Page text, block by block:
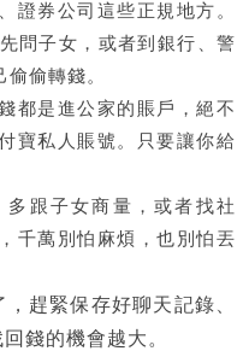
證券公司這些正規地方。
問子女，或者到銀行、警
偷轉錢。
都是進公家的賬戶，絕不
寶私人賬號。只要讓你給
多跟子女商量，或者找社
千萬別怕麻煩，也別怕丟
，趕緊保存好聊天記錄、
錢的機會越大。